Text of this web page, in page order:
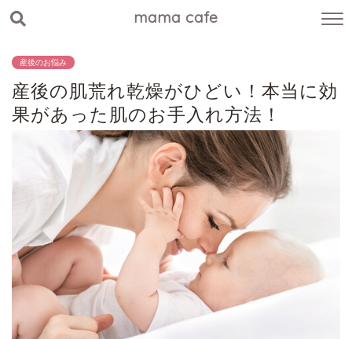
mama cafe
産後のお悩み
産後の肌荒れ乾燥がひどい！本当に効
果があった肌のお手入れ方法！